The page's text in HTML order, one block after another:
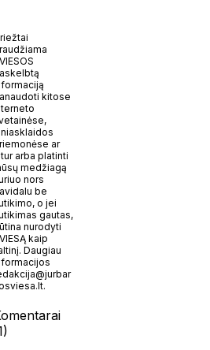
kitose
ar
arba platinti
medžiagą
nors
be
o jei
gautas,
nurodyti
kaip
Daugiau